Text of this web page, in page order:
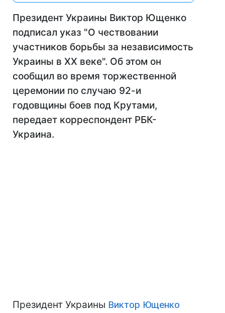
Президент Украины Виктор Ющенко
подписал указ "О чествовании
участников борьбы за независимость
Украины в ХХ веке". Об этом он
сообщил во время торжественной
церемонии по случаю 92-и
годовщины боев под Крутами,
передает корреспондент РБК-
Украина.
Президент Украины Виктор Ющенко